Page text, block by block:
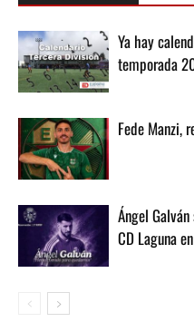
Ya hay
temporada
Fede Manzi,
Ángel
CD Laguna